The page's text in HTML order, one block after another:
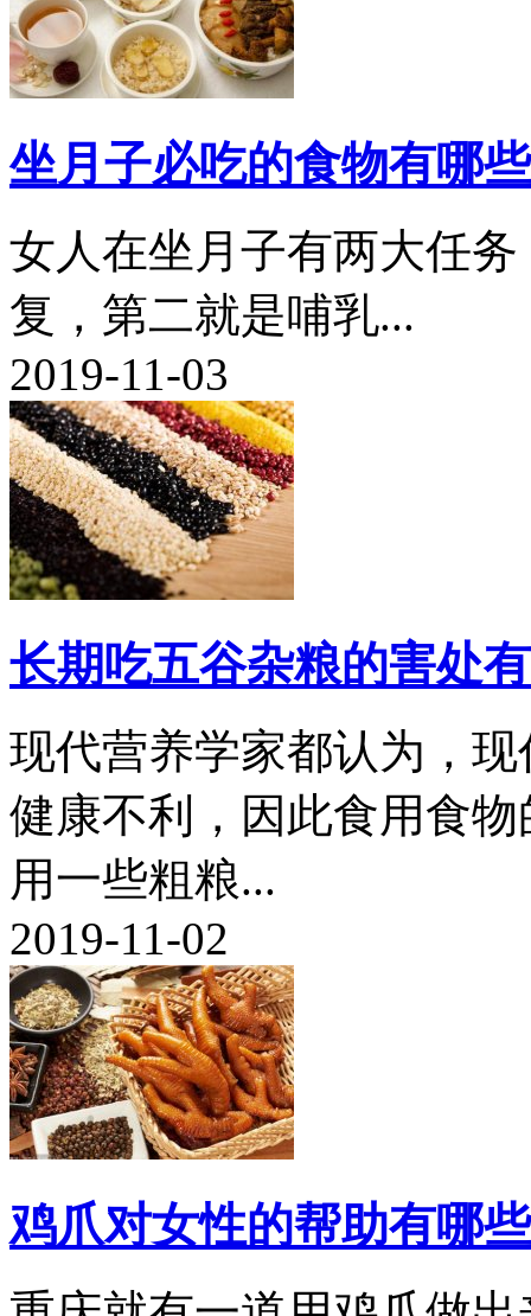
坐月子必吃的食物有哪
女人在坐月子有两大任
复，第二就是哺乳...
2019-11-03
长期吃五谷杂粮的害处
现代营养学家都认为，
健康不利，因此食用食
用一些粗粮...
2019-11-02
鸡爪对女性的帮助有哪